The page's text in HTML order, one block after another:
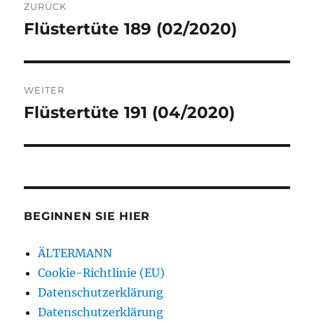
ZURÜCK
Vorheriger
Flüstertüte 189 (02/2020)
WEITER
Nächster
Flüstertüte 191 (04/2020)
BEGINNEN SIE HIER
ÄLTERMANN
Cookie-Richtlinie (EU)
Datenschutzerklärung
Datenschutzerklärung